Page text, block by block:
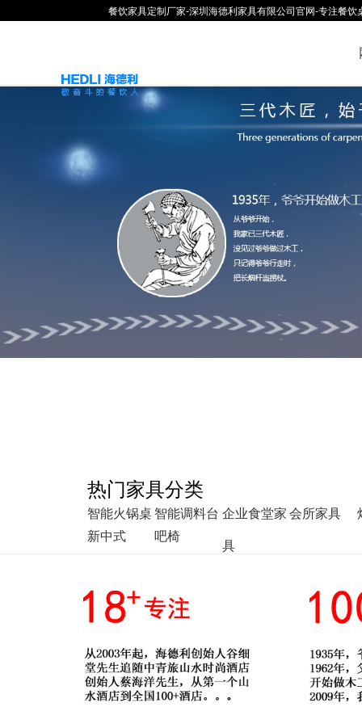
餐饮家具定制厂家-深圳海德利家具有限公司官网-专注餐饮
热门家具分类
智能火锅桌 智能调料台 企业食堂家
具
会所家具
新中式
吧椅